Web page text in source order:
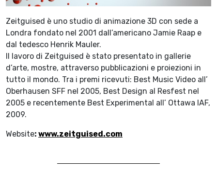
Zeitguised è uno studio di animazione 3D con sede a
Londra fondato nel 2001 dall’americano Jamie Raap e
dal tedesco Henrik Mauler.
Il lavoro di Zeitguised è stato presentato in gallerie
d’arte, mostre, attraverso pubblicazioni e proiezioni in
tutto il mondo. Tra i premi ricevuti: Best Music Video all’
Oberhausen SFF nel 2005, Best Design al Resfest nel
2005 e recentemente Best Experimental all’ Ottawa IAF,
2009.
Website: www.zeitguised.com